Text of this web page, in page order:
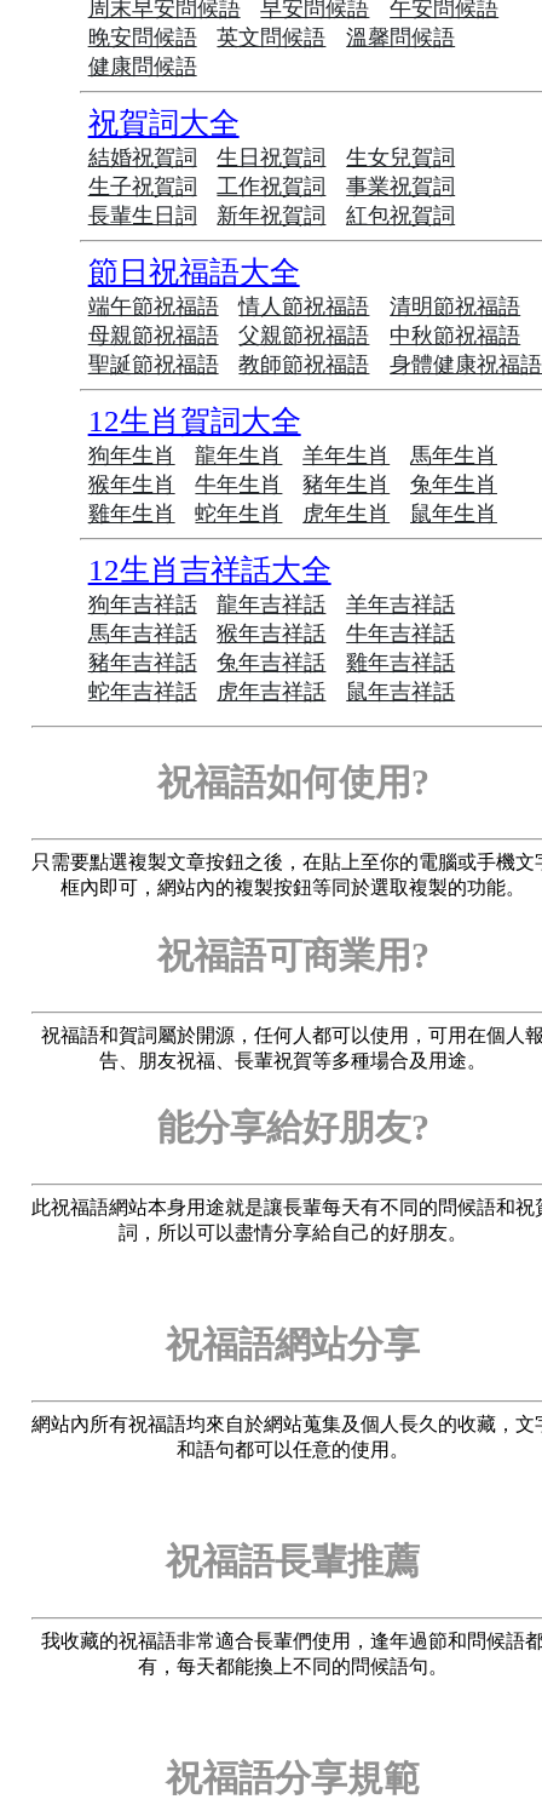
周末早安問候語 早安問候語
午安問候語
晚安問候語
英文問候語
溫馨問候語
健康問候語
祝賀詞大全
結婚祝賀詞 生日祝賀詞
生女兒賀詞
生子祝賀詞
工作祝賀詞
事業祝賀詞
長輩生日詞
新年祝賀詞 紅包祝賀詞
節日祝福語大全
端午節祝福語 情人節祝福語
清明節祝福語
母親節祝福語
父親節祝福語
中秋節祝福語
聖誕節祝福語
教師節祝福語 身體健康祝福語
12生肖賀詞大全
狗年生肖 龍年生肖 羊年生肖
馬年生肖
猴年生肖
牛年生肖 豬年生肖
兔年生肖
雞年生肖
蛇年生肖 虎年生肖 鼠年生肖
12生肖吉祥話大全
狗年吉祥話 龍年吉祥話
羊年吉祥話
馬年吉祥話
猴年吉祥話
牛年吉祥話
豬年吉祥話
兔年吉祥話
雞年吉祥話
蛇年吉祥話
虎年吉祥話 鼠年吉祥話
祝福語如何使用?
只需要點選複製文章按鈕之後，在貼上至你的電腦或手機文
框內即可，網站內的複製按鈕等同於選取複製的功能。
祝福語可商業用?
祝福語和賀詞屬於開源，任何人都可以使用，可用在個人
告、朋友祝福、長輩祝賀等多種場合及用途。
能分享給好朋友?
此祝福語網站本身用途就是讓長輩每天有不同的問候語和祝
詞，所以可以盡情分享給自己的好朋友。
祝福語網站分享
網站內所有祝福語均來自於網站蒐集及個人長久的收藏，文
和語句都可以任意的使用。
祝福語長輩推薦
我收藏的祝福語非常適合長輩們使用，逢年過節和問候語
有，每天都能換上不同的問候語句。
祝福語分享規範